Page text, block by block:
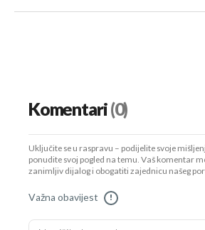
Komentari(0)
Uključite se u raspravu – podijelite svoje
ponudite svoj pogled na temu. Vaš komentar
zanimljiv dijalog i obogatiti zajednicu našeg
Važna obavijest !